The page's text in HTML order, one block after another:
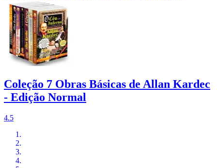
Coleção 7 Obras Básicas de Allan Kardec
- Edição Normal
4.5